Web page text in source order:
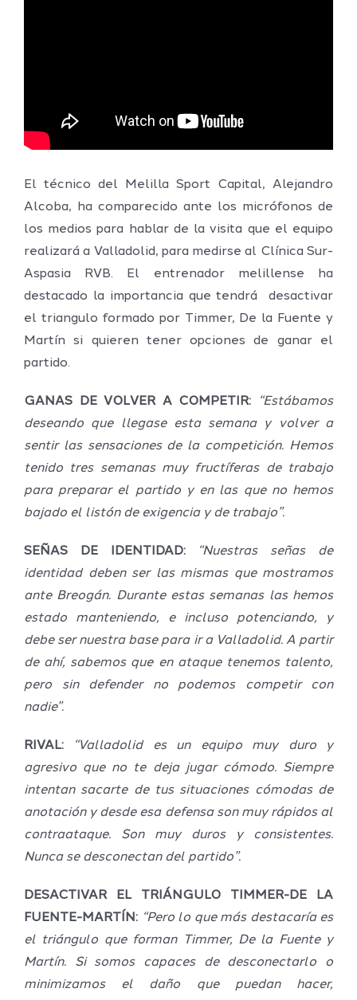
El técnico del Melilla Sport Capital, Alejandro
Alcoba, ha comparecido ante los micrófonos de
los medios para hablar de la visita que el equipo
realizará a Valladolid, para medirse al Clínica Sur-
Aspasia RVB. El entrenador melillense ha
destacado la importancia que tendrá desactivar
el triangulo formado por Timmer, De la Fuente y
Martín si quieren tener opciones de ganar el
partido.
GANAS DE VOLVER A COMPETIR: “Estábamos
deseando que llegase esta semana y volver a
sentir las sensaciones de la competición. Hemos
tenido tres semanas muy fructíferas de trabajo
para preparar el partido y en las que no hemos
bajado el listón de exigencia y de trabajo”.
SEÑAS DE IDENTIDAD:“Nuestras señas de
identidad deben ser las mismas que mostramos
ante Breogán. Durante estas semanas las hemos
estado manteniendo, e incluso potenciando, y
debe ser nuestra base para ir a Valladolid. A partir
de ahí, sabemos que en ataque tenemos talento,
pero sin defender no podemos competir con
nadie”.
RIVAL: “Valladolid es un equipo muy duro y
agresivo que no te deja jugar cómodo. Siempre
intentan sacarte de tus situaciones cómodas de
anotación y desde esa defensa son muy rápidos al
contraataque. Son muy duros y consistentes.
Nunca se desconectan del partido”.
DESACTIVAR EL TRIÁNGULO TIMMER-DE LA
FUENTE-MARTÍN: “Pero lo que más destacaría es
el triángulo que forman Timmer, De la Fuente y
Martín. Si somos capaces de desconectarlo o
minimizamos el daño que puedan hacer,